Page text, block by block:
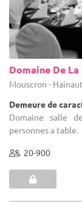
Domaine De
Mouscron -
Demeure de
Domaine salle
personnes a table.
20-900